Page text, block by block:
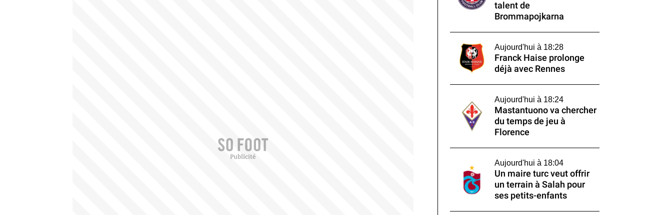
talent de
Brommapojkarna
Aujourd'hui à 18:28
Franck Haise prolonge
déjà avec Rennes
Aujourd'hui à 18:24
Mastantuono va chercher
du temps de jeu à
Florence
Aujourd'hui à 18:04
Un maire turc veut offrir
un terrain à Salah pour
ses petits-enfants